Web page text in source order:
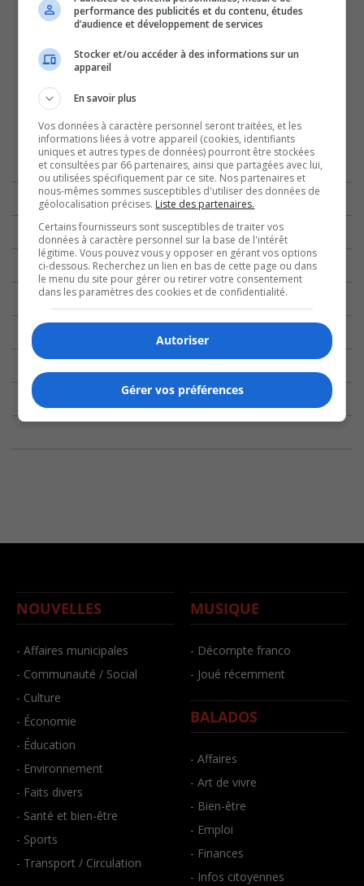
NOUVELLES
- Affaires municipales
- Communauté / Social
- Culture
- Économie
- Éducation
- Environnement
- Faits divers
- Santé et bien-être
- Sports
- Transport / Circulation
MUSIQUE
- Décompte franco
- Joué récemment
BALADOS
- Affaires
- Art de vivre
- Bien-être
- Emploi
- Finances
- Infos citoyennes
performance des publicités et du contenu, études
d’audience et développement de services
Stocker et/ou accéder à des informations sur un
appareil
En savoir plus
Vos données à caractère personnel seront traitées, et les
informations liées à votre appareil (cookies, identifiants
uniques et autres types de données) pourront être stockées
et consultées par 66 partenaires, ainsi que partagées avec lui,
ou utilisées spécifiquement par ce site. Nos partenaires et
nous-mêmes sommes susceptibles d'utiliser des données de
géolocalisation précises. Liste des partenaires.
Certains fournisseurs sont susceptibles de traiter vos
données à caractère personnel sur la base de l'intérêt
légitime. Vous pouvez vous y opposer en gérant vos options
ci-dessous. Recherchez un lien en bas de cette page ou dans
le menu du site pour gérer ou retirer votre consentement
dans les paramètres des cookies et de confidentialité.
Autoriser
Gérer vos préférences